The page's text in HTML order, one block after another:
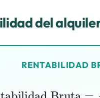
del
RENTABILIDAD